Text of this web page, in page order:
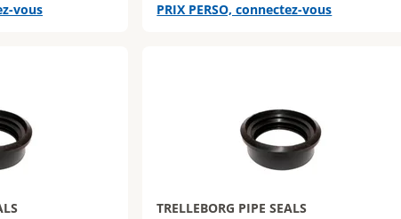
vous PRIX PERSO, connectez-vous
TRELLEBORG PIPE SEALS